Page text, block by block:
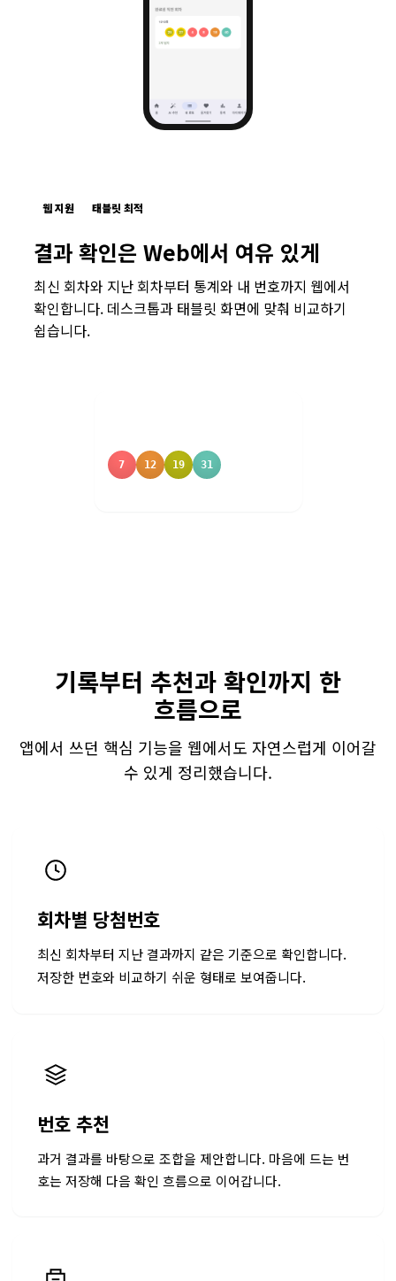
웹 지원 태블릿 최적
결과 확인은 Web에서 여유 있게
최신 회차와 지난 회차부터 통계와 내 번호까지 웹에서
확인합니다. 데스크톱과 태블릿 화면에 맞춰 비교하기
쉽습니다.
7 12 19 31
기록부터 추천과 확인까지 한
흐름으로
앱에서 쓰던 핵심 기능을 웹에서도 자연스럽게 이어갈
수 있게 정리했습니다.
회차별 당첨번호
최신 회차부터 지난 결과까지 같은 기준으로 확인합니다.
저장한 번호와 비교하기 쉬운 형태로 보여줍니다.
번호 추천
과거 결과를 바탕으로 조합을 제안합니다. 마음에 드는 번
호는 저장해 다음 확인 흐름으로 이어갑니다.